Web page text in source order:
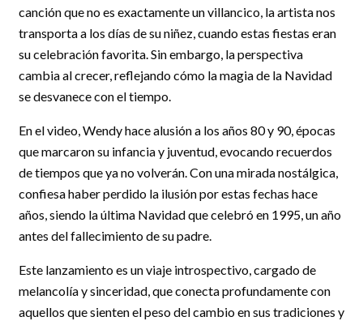
canción que no es exactamente un villancico, la artista nos
transporta a los días de su niñez, cuando estas fiestas eran
su celebración favorita. Sin embargo, la perspectiva
cambia al crecer, reflejando cómo la magia de la Navidad
se desvanece con el tiempo.
En el video, Wendy hace alusión a los años 80 y 90, épocas
que marcaron su infancia y juventud, evocando recuerdos
de tiempos que ya no volverán. Con una mirada nostálgica,
confiesa haber perdido la ilusión por estas fechas hace
años, siendo la última Navidad que celebró en 1995, un año
antes del fallecimiento de su padre.
Este lanzamiento es un viaje introspectivo, cargado de
melancolía y sinceridad, que conecta profundamente con
aquellos que sienten el peso del cambio en sus tradiciones y